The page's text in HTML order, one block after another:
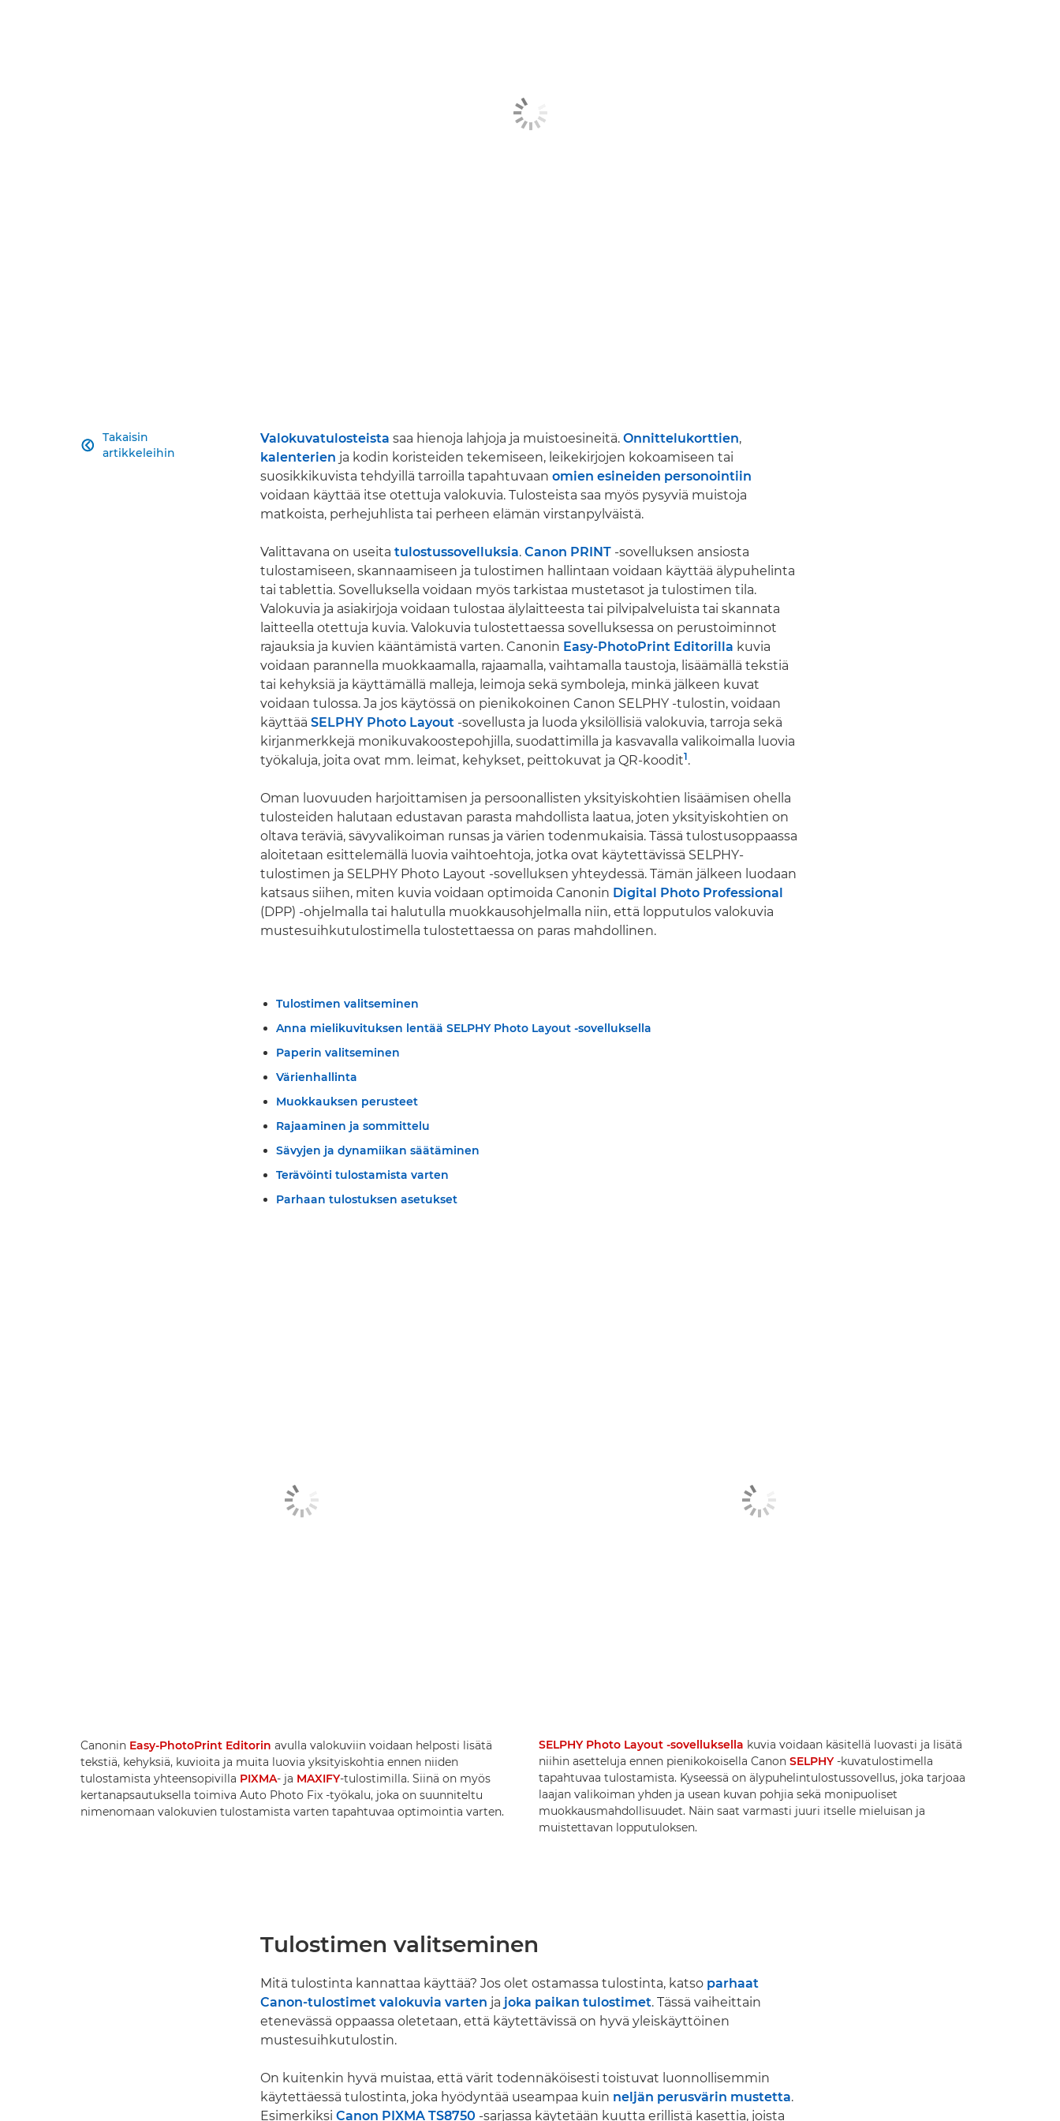
Takaisin
artikkeleihin
 Valokuvatulosteista saa hienoja lahjoja ja muistoesineitä. Onnittelukorttien,
kalenterien ja kodin koristeiden tekemiseen, leikekirjojen kokoamiseen tai
suosikkikuvista tehdyillä tarroilla tapahtuvaan omien esineiden personointiin
voidaan käyttää itse otettuja valokuvia. Tulosteista saa myös pysyviä muistoja
matkoista, perhejuhlista tai perheen elämän virstanpylväistä.
Valittavana on useita tulostussovelluksia. Canon PRINT -sovelluksen ansiosta
tulostamiseen, skannaamiseen ja tulostimen hallintaan voidaan käyttää älypuhelinta
tai tablettia. Sovelluksella voidaan myös tarkistaa mustetasot ja tulostimen tila.
Valokuvia ja asiakirjoja voidaan tulostaa älylaitteesta tai pilvipalveluista tai skannata
laitteella otettuja kuvia. Valokuvia tulostettaessa sovelluksessa on perustoiminnot
rajauksia ja kuvien kääntämistä varten. Canonin Easy-PhotoPrint Editorilla kuvia
voidaan parannella muokkaamalla, rajaamalla, vaihtamalla taustoja, lisäämällä tekstiä
tai kehyksiä ja käyttämällä malleja, leimoja sekä symboleja, minkä jälkeen kuvat
voidaan tulossa. Ja jos käytössä on pienikokoinen Canon SELPHY -tulostin, voidaan
käyttää SELPHY Photo Layout -sovellusta ja luoda yksilöllisiä valokuvia, tarroja sekä
kirjanmerkkejä monikuvakoostepohjilla, suodattimilla ja kasvavalla valikoimalla luovia
työkaluja, joita ovat mm. leimat, kehykset, peittokuvat ja QR-koodit1.
Oman luovuuden harjoittamisen ja persoonallisten yksityiskohtien lisäämisen ohella
tulosteiden halutaan edustavan parasta mahdollista laatua, joten yksityiskohtien on
oltava teräviä, sävyvalikoiman runsas ja värien todenmukaisia. Tässä tulostusoppaassa
aloitetaan esittelemällä luovia vaihtoehtoja, jotka ovat käytettävissä SELPHY-
tulostimen ja SELPHY Photo Layout -sovelluksen yhteydessä. Tämän jälkeen luodaan
katsaus siihen, miten kuvia voidaan optimoida Canonin Digital Photo Professional
(DPP) -ohjelmalla tai halutulla muokkausohjelmalla niin, että lopputulos valokuvia
mustesuihkutulostimella tulostettaessa on paras mahdollinen.
Tulostimen valitseminen
Anna mielikuvituksen lentää SELPHY Photo Layout -sovelluksella
Paperin valitseminen
Värienhallinta
Muokkauksen perusteet
Rajaaminen ja sommittelu
Sävyjen ja dynamiikan säätäminen
Terävöinti tulostamista varten
Parhaan tulostuksen asetukset
Canonin Easy-PhotoPrint Editorin avulla valokuviin voidaan helposti lisätä
tekstiä, kehyksiä, kuvioita ja muita luovia yksityiskohtia ennen niiden
tulostamista yhteensopivilla PIXMA- ja MAXIFY-tulostimilla. Siinä on myös
kertanapsautuksella toimiva Auto Photo Fix -työkalu, joka on suunniteltu
nimenomaan valokuvien tulostamista varten tapahtuvaa optimointia varten.
SELPHY Photo Layout -sovelluksella kuvia voidaan käsitellä luovasti ja lisätä
niihin asetteluja ennen pienikokoisella Canon SELPHY-kuvatulostimella
tapahtuvaa tulostamista. Kyseessä on älypuhelintulostussovellus, joka tarjoaa
laajan valikoiman yhden ja usean kuvan pohjia sekä monipuoliset
muokkausmahdollisuudet. Näin saat varmasti juuri itselle mieluisan ja
muistettavan lopputuloksen.
Tulostimen valitseminen
Mitä tulostinta kannattaa käyttää? Jos olet ostamassa tulostinta, katso parhaat
Canon-tulostimet valokuvia varten ja joka paikan tulostimet. Tässä vaiheittain
etenevässä oppaassa oletetaan, että käytettävissä on hyvä yleiskäyttöinen
mustesuihkutulostin.
On kuitenkin hyvä muistaa, että värit todennäköisesti toistuvat luonnollisemmin
käytettäessä tulostinta, joka hyödyntää useampaa kuin neljän perusvärin mustetta.
Esimerkiksi Canon PIXMA TS8750 -sarjassa käytetään kuutta erillistä kasettia, joista